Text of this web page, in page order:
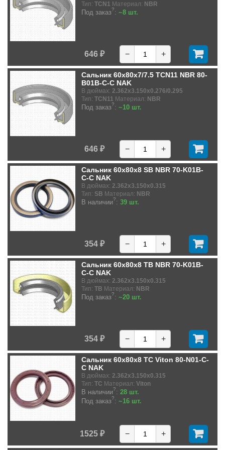
Тип: TCN1 Материал: NBR
Под заказ?: ~8 шт.
646 ₽ − +
Сальник 60x80x7/7.5 TCN11 NBR 80-
B01B-C-C NAK
В дюймах: 2.362x3.150x0.276/0.295
Тип: TCN11 Материал: NBR
Под заказ?: ~10 шт.
646 ₽ − +
Сальник 60x80x8 SB NBR 70-K01B-
C-C NAK
В дюймах: 2.362x3.150x0.315
Тип: SB Материал: NBR
В наличии?: 39 шт.
354 ₽ − +
Сальник 60x80x8 TB NBR 70-K01B-
C-C NAK
В дюймах: 2.362x3.150x0.315
Тип: TB Материал: NBR
Под заказ?: ~20 шт.
354 ₽ − +
Сальник 60x80x8 TC Viton 80-N01-C-
C NAK
В дюймах: 2.362x3.150x0.315
Тип: TC Материал: Viton
В наличии?: 28 шт.
Под заказ?: ~16 шт.
1525 ₽ − +